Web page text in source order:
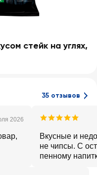
стейк на углях,
35 отзывов
2026
Вкусные и
не чипсы. С
пенному